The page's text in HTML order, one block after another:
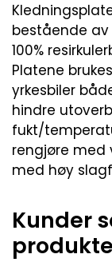
bestående av
100%
Platene
yrkesbiler
hindre
fukt/
rengjøre med
med høy
Kunder